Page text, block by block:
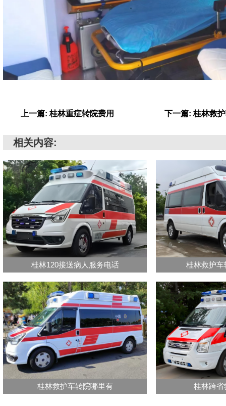
上一篇: 桂林重症转院费用 下一篇: 桂林救
相关内容:
桂林120接送病人服务电话 桂林救护
桂林救护车转院哪里有 桂林跨省